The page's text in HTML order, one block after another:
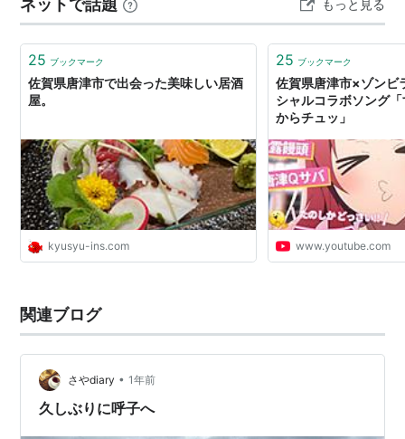
なってるが多久市の方が近い。唐津は平成の大合併で戦
国武将ゲーム的に言えば領地が広がった？呼子町も…
もっと見る
25 ブックマーク
佐賀県唐津市で出会った美味しい居酒
屋。
kyusyu-ins.com
25 ブックマーク
佐賀県唐津市×ゾンビ
シャルコラボソング
からチュッ」
www.youtube.com
関連ブログ
さやdiary • 1年前
久しぶりに呼子へ